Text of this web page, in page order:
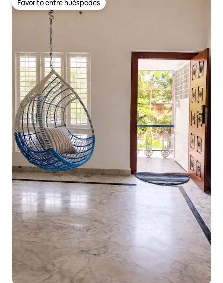
Favorito entre huéspedes
Favorito entre huéspedes